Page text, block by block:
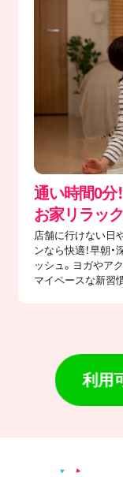
通い時間0分
お家リラッ
店舗に行けない日
ンなら快適！早朝
ッシュ。ヨガやア
マイペースな新習
利用